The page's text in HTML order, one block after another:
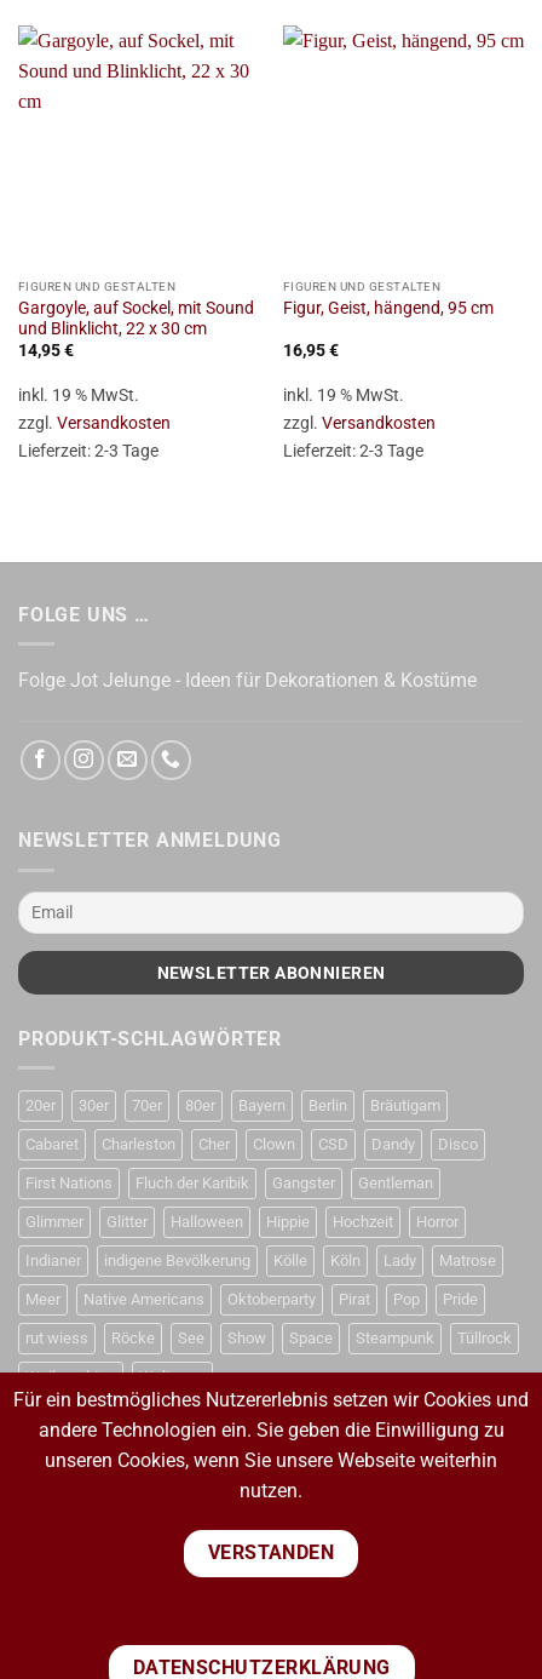
FIGUREN UND GESTALTEN
Gargoyle, auf Sockel, mit Sound
und Blinklicht, 22 x 30 cm
14,95€
inkl. 19 % MwSt.
zzgl. Versandkosten
Lieferzeit:2-3 Tage
FIGUREN UND GESTALTEN
Figur, Geist, hängend, 95 cm
16,95€
inkl. 19 % MwSt.
zzgl. Versandkosten
Lieferzeit:2-3 Tage
FOLGE UNS …
Folge Jot Jelunge - Ideen für Dekorationen & Kostüme
NEWSLETTER ANMELDUNG
PRODUKT-SCHLAGWÖRTER
20er 30er 70er 80er Bayern Berlin Bräutigam
Cabaret Charleston Cher Clown CSD Dandy Disco
First Nations Fluch der Karibik Gangster Gentleman
Glimmer Glitter Halloween Hippie Hochzeit Horror
Indianer indigene Bevölkerung Kölle Köln Lady Matrose
Meer Native Americans Oktoberparty Pirat Pop Pride
rut wiess Röcke See Show Space Steampunk Tüllrock
Weihnachten Weltraum
VERTRAG WIDERRUFEN
VERTRAG WIDERRUFEN
PayPal Visa MasterCard
Sepa
Für ein bestmögliches Nutzererlebnis setzen wir Cookies und
andere Technologien ein. Sie geben die Einwilligung zu
unseren Cookies, wenn Sie unsere Webseite weiterhin
nutzen.
VERSTANDEN
DATENSCHUTZERKLÄRUNG